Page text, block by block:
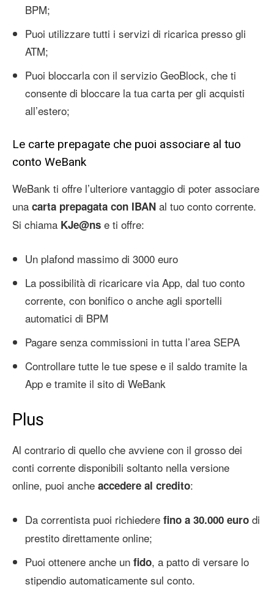
BPM;
Puoi utilizzare tutti i servizi di ricarica presso gli
ATM;
Puoi bloccarla con il servizio GeoBlock, che ti
consente di bloccare la tua carta per gli acquisti
all’estero;
Le carte prepagate che puoi associare al tuo
conto WeBank
WeBank ti offre l’ulteriore vantaggio di poter associare
una carta prepagata con IBAN al tuo conto corrente.
Si chiama KJe@ns e ti offre:
Un plafond massimo di 3000 euro
La possibilità di ricaricare via App, dal tuo conto
corrente, con bonifico o anche agli sportelli
automatici di BPM
Pagare senza commissioni in tutta l’area SEPA
Controllare tutte le tue spese e il saldo tramite la
App e tramite il sito di WeBank
Plus
Al contrario di quello che avviene con il grosso dei
conti corrente disponibili soltanto nella versione
online, puoi anche accedere al credito:
Da correntista puoi richiedere fino a 30.000 euro di
prestito direttamente online;
Puoi ottenere anche un fido, a patto di versare lo
stipendio automaticamente sul conto.